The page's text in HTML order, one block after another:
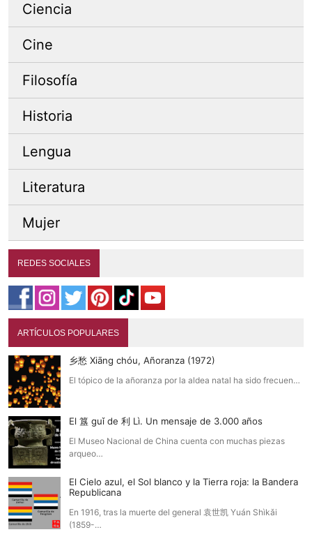
Ciencia
Cine
Filosofía
Historia
Lengua
Literatura
Mujer
REDES SOCIALES
ARTÍCULOS POPULARES
乡愁 Xiāng chóu, Añoranza (1972)
El tópico de la añoranza por la aldea natal ha sido frecuen…
El 簋 guǐ de 利 Lì. Un mensaje de 3.000 años
El Museo Nacional de China cuenta con muchas piezas
arqueo…
El Cielo azul, el Sol blanco y la Tierra roja: la Bandera
Republicana
En 1916, tras la muerte del general 袁世凯 Yuán Shìkǎi
(1859-…